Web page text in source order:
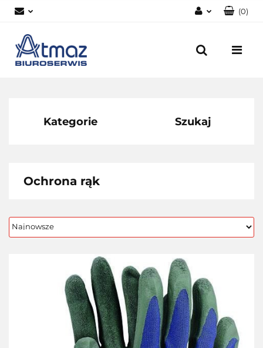
Zarejestruj się
(0)
Kategorie Szukaj
Ochrona rąk